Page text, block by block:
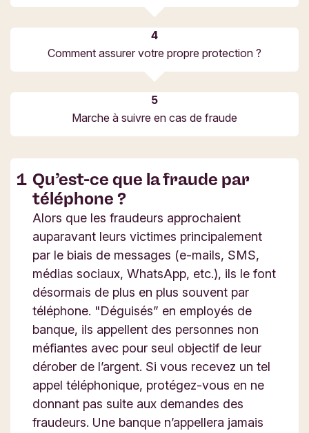
Comment assurer votre propre protection ?
Marche à suivre en cas de fraude
Qu’est-ce que la fraude par
téléphone ?
Alors que les fraudeurs approchaient
auparavant leurs victimes principalement
par le biais de messages (e-mails, SMS,
médias sociaux, WhatsApp, etc.), ils le font
désormais de plus en plus souvent par
téléphone. "Déguisés” en employés de
banque, ils appellent des personnes non
méfiantes avec pour seul objectif de leur
dérober de l’argent. Si vous recevez un tel
appel téléphonique, protégez-vous en ne
donnant pas suite aux demandes des
fraudeurs. Une banque n’appellera jamais